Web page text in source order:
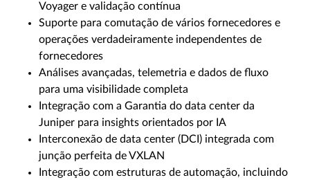
Voyager e validação contínua
Suporte para comutação de vários fornecedores e
operações verdadeiramente independentes de
fornecedores
Análises avançadas, telemetria e dados de fluxo
para uma visibilidade completa
Integração com a Garantia do data center da
Juniper para insights orientados por IA
Interconexão de data center (DCI) integrada com
junção perfeita de VXLAN
Integração com estruturas de automação, incluindo